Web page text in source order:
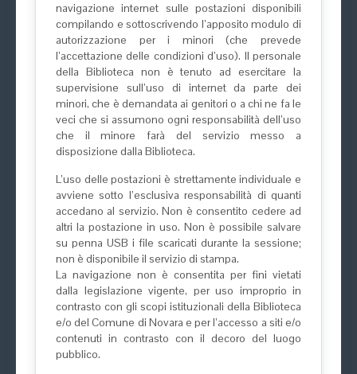
navigazione internet sulle postazioni disponibili
compilando e sottoscrivendo l’apposito modulo di
autorizzazione per i minori (che prevede
l’accettazione delle condizioni d’uso). Il personale
della Biblioteca non è tenuto ad esercitare la
supervisione sull’uso di internet da parte dei
minori, che è demandata ai genitori o a chi ne fa le
veci che si assumono ogni responsabilità dell’uso
che il minore farà del servizio messo a
disposizione dalla Biblioteca.
L’uso delle postazioni è strettamente individuale e
avviene sotto l’esclusiva responsabilità di quanti
accedano al servizio. Non è consentito cedere ad
altri la postazione in uso. Non è possibile salvare
su penna USB i file scaricati durante la sessione;
non è disponibile il servizio di stampa.
La navigazione non è consentita per fini vietati
dalla legislazione vigente, per uso improprio in
contrasto con gli scopi istituzionali della Biblioteca
e/o del Comune di Novara e per l’accesso a siti e/o
contenuti in contrasto con il decoro del luogo
pubblico.